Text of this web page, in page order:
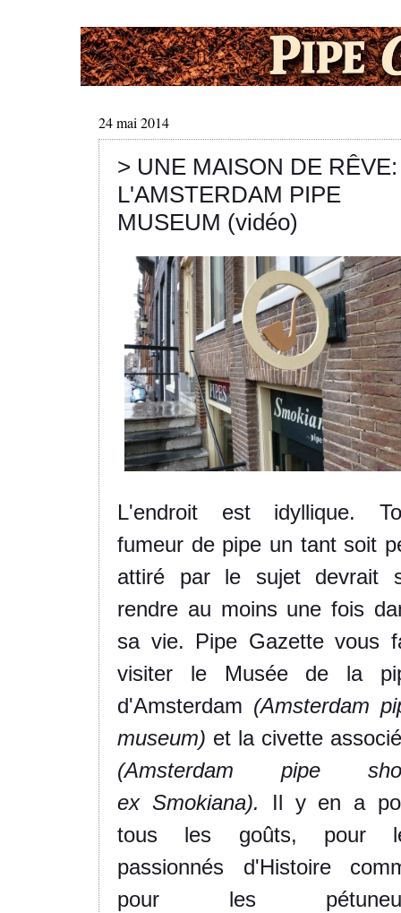
24 mai 2014
> UNE MAISON DE RÊVE:
L'AMSTERDAM PIPE
MUSEUM (vidéo)
L'endroit est idyllique.
fumeur de pipe un tant soit
attiré par le sujet devrait
rendre au moins une fois
sa vie. Pipe Gazette vous
visiter le Musée de la
d'Amsterdam (Amsterdam
museum) et la civette
(Amsterdam pipe
ex Smokiana). Il y en a
tous les goûts, pour
passionnés d'Histoire
pour les